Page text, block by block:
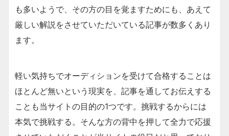
も多いようで、その方の目を覚ますためにも、あえて
厳しい解説をさせていただいている記事が数多くあり
ます。
軽い気持ちでオーディションを受けて合格することは
ほとんど無いという現実を、記事を通してお伝えする
ことも当サイトの目的の1つです。挑戦するからには
本気で挑戦する。そんな方の背中を押して全力で応援